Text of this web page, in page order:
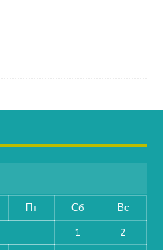
Пт Сб Вс
1 2